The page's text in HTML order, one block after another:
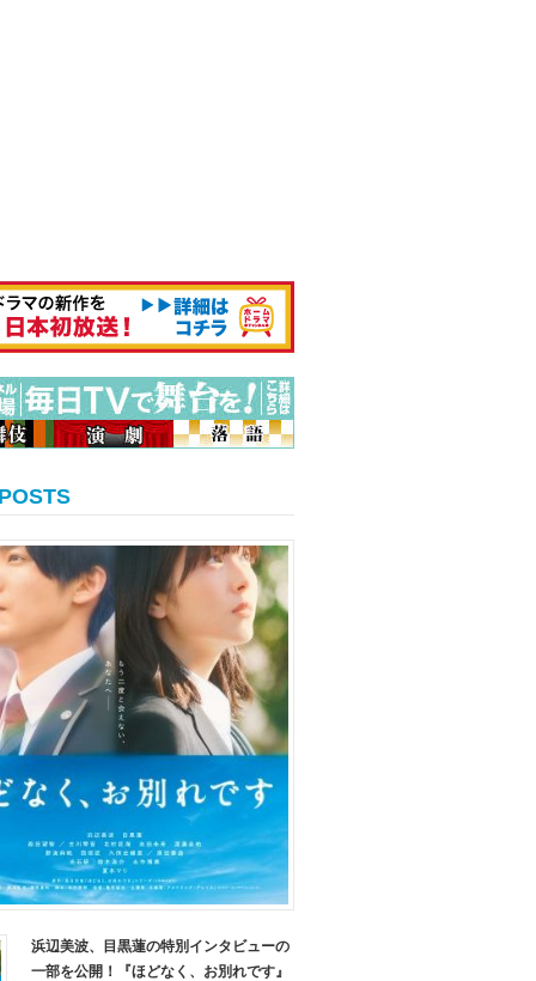
浜辺美波、目黒蓮の特別インタビューの
一部を公開！『ほどなく、お別れです』